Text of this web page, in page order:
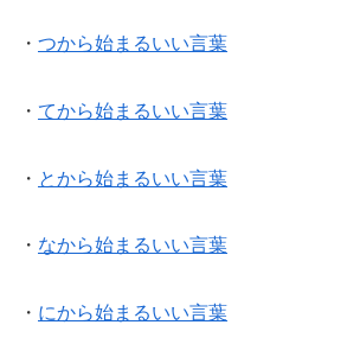
・ つから始まるいい言葉
・ てから始まるいい言葉
・ とから始まるいい言葉
・ なから始まるいい言葉
・ にから始まるいい言葉